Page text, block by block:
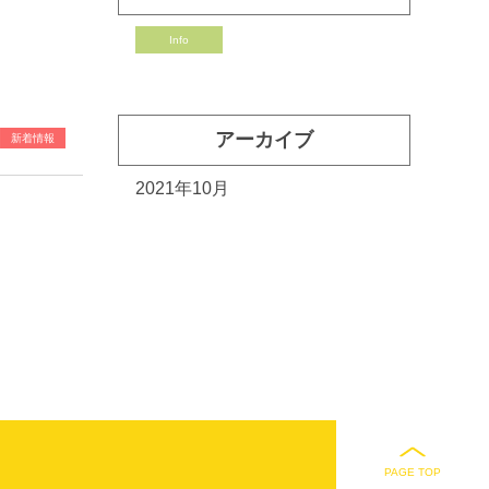
新着情報
Info
アーカイブ
2021年10月
PAGE TOP